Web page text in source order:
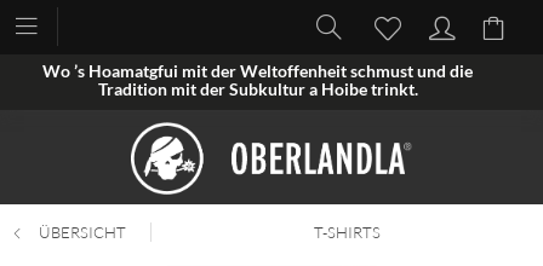
Wo ’s Hoamatgfui mit der Weltoffenheit schmust und die
Tradition mit der Subkultur a Hoibe trinkt.
ÜBERSICHT T-SHIRTS